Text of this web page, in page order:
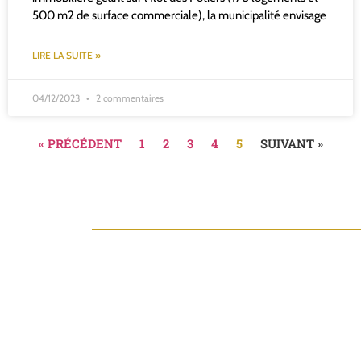
500 m2 de surface commerciale), la municipalité envisage
LIRE LA SUITE »
04/12/2023 2 commentaires
« PRÉCÉDENT 1 2 3 4 5 SUIVANT »